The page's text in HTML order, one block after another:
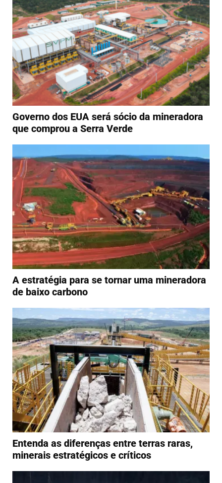
Governo dos EUA será sócio da mineradora
que comprou a Serra Verde
A estratégia para se tornar uma mineradora
de baixo carbono
Entenda as diferenças entre terras raras,
minerais estratégicos e críticos